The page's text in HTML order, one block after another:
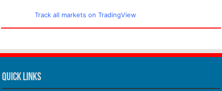
Track all markets on TradingView
Quick Links